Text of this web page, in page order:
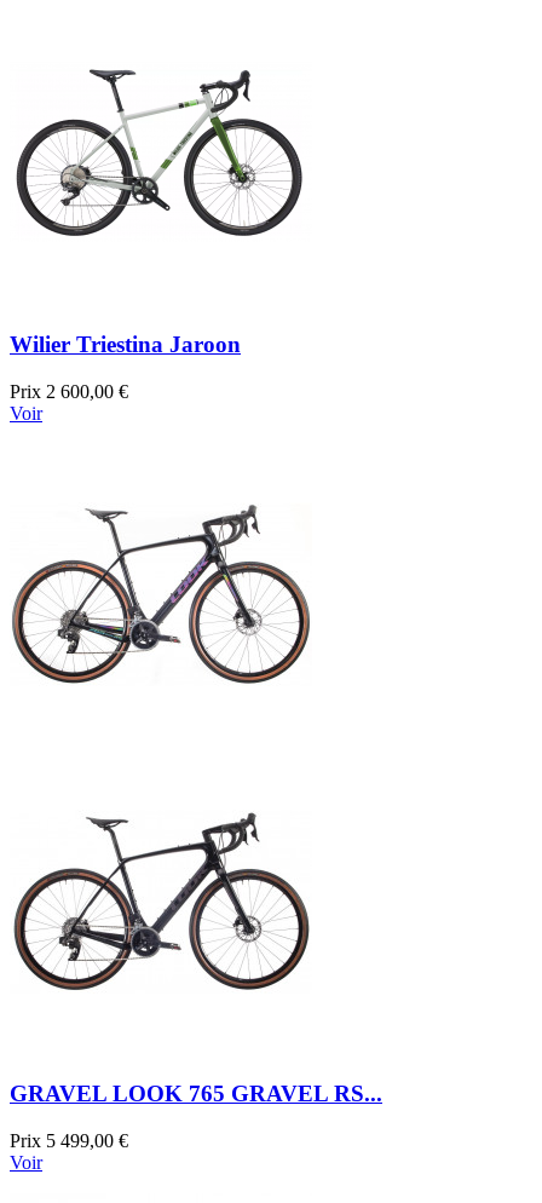
Wilier Triestina Jaroon
Prix 2 600,00 €
Voir
GRAVEL LOOK 765 GRAVEL RS...
Prix 5 499,00 €
Voir